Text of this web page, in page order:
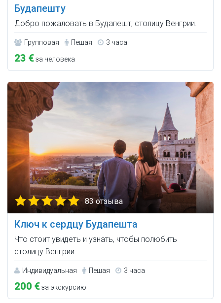
Будапешту
Добро пожаловать в Будапешт, столицу Венгрии.
Групповая Пешая 3 часа
23 €за человека
83 отзыва
Ключ к сердцу Будапешта
Что стоит увидеть и узнать, чтобы полюбить
столицу Венгрии.
Индивидуальная Пешая 3 часа
200 €за экскурсию